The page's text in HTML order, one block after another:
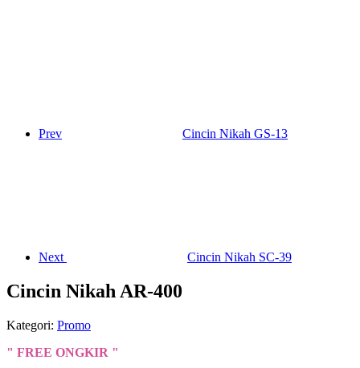
Prev Cincin Nikah GS-13
Next Cincin Nikah SC-39
Cincin Nikah AR-400
Kategori: Promo
" FREE ONGKIR "